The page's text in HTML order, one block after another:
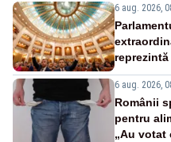
6 aug. 2026,
6 aug. 2026,
Românii
pentru
„Au votat